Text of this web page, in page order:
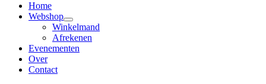
Home
Webshop
Winkelmand
Afrekenen
Evenementen
Over
Contact